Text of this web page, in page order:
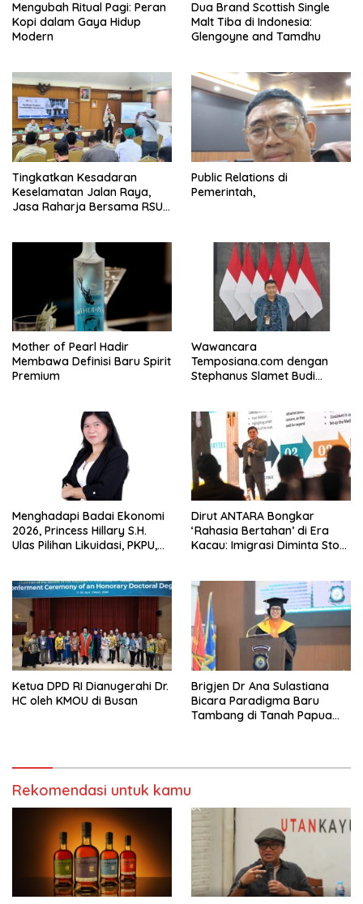
Mengubah Ritual Pagi: Peran
Kopi dalam Gaya Hidup
Modern
Dua Brand Scottish Single
Malt Tiba di Indonesia:
Glengoyne and Tamdhu
Tingkatkan Kesadaran
Keselamatan Jalan Raya,
Jasa Raharja Bersama RSU
Komprehensif di Jagakarsa
Public Relations di
Pemerintah,
Mother of Pearl Hadir
Membawa Definisi Baru Spirit
Premium
Wawancara
Temposiana.com dengan
Stephanus Slamet Budi
Menghadapi Badai Ekonomi
2026, Princess Hillary S.H.
Ulas Pilihan Likuidasi, PKPU,
Dirut ANTARA Bongkar
‘Rahasia Bertahan’ di Era
Kacau: Imigrasi Diminta Stop
Ketua DPD RI Dianugerahi Dr.
HC oleh KMOU di Busan
Brigjen Dr Ana Sulastiana
Bicara Paradigma Baru
Tambang di Tanah Papua
Rekomendasi untuk kamu